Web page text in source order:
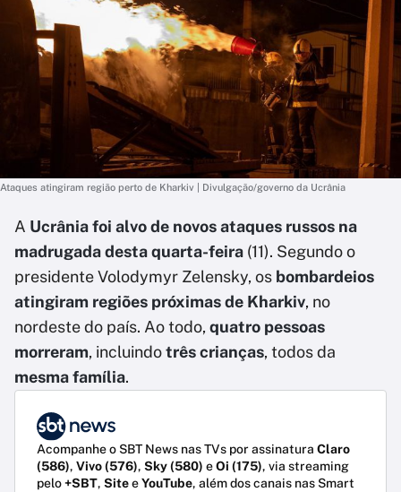
Ataques atingiram região perto de Kharkiv | Divulgação/governo da Ucrânia
A Ucrânia foi alvo de novos ataques russos na
madrugada desta quarta-feira (11). Segundo o
presidente Volodymyr Zelensky, os bombardeios
atingiram regiões próximas de Kharkiv, no
nordeste do país. Ao todo, quatro pessoas
morreram, incluindotrês crianças, todos da
mesma família.
Acompanhe o SBT News nas TVs por assinatura Claro
(586), Vivo (576), Sky (580) eOi (175), via streaming
pelo+SBT, SiteeYouTube, além dos canais nas Smart